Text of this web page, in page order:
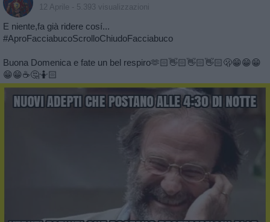
12 Aprile - 5.393 visualizzazioni
E niente,fa già ridere cosí...
#AproFacciabucoScrolloChiudoFacciabuco
Buona Domenica e fate un bel respiro🫶🏻👋🏻👋🏻👋🏻🫢😁😁😁
😁😁☕🤔🤷🏻